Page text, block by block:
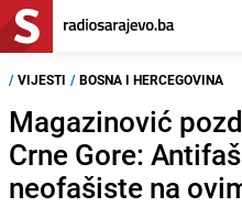
/ VIJESTI / BOSNA I HERCEGOVINA
Magazinović
Crne Gore:
neofašiste na